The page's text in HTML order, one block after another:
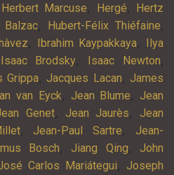
Herbert Marcuse, Hergé,
Hertz
Balzac, Hubert-Félix Thiéfaine,
, Ibrahim Kaypakkaya,
Ilya
Isaac Brodsky, Isaac Newton,
Grippa, Jacques Lacan, James
van Eyck, Jean Blume, Jean
Genet, Jean Jaurès, Jean
, Jean-Paul Sartre, Jean-
Bosch, Jiang Qing, John
Carlos Mariátegui, Joseph